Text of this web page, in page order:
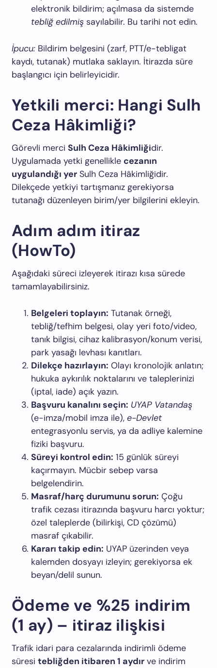
elektronik bildirim; açılmasa da sistemde
tebliğ edilmiş sayılabilir. Bu tarihi not edin.
İpucu: Bildirim belgesini (zarf, PTT/e-tebligat
kaydı, tutanak) mutlaka saklayın. İtirazda süre
başlangıcı için belirleyicidir.
Yetkili merci: Hangi Sulh
Ceza Hâkimliği?
Görevli merci Sulh Ceza Hâkimliğidir.
Uygulamada yetki genellikle cezanın
uygulandığı yer Sulh Ceza Hâkimliğidir.
Dilekçede yetkiyi tartışmanız gerekiyorsa
tutanağı düzenleyen birim/yer bilgilerini ekleyin.
Adım adım itiraz
(HowTo)
Aşağıdaki süreci izleyerek itirazı kısa sürede
tamamlayabilirsiniz.
Belgeleri toplayın: Tutanak örneği,
tebliğ/tefhim belgesi, olay yeri foto/video,
tanık bilgisi, cihaz kalibrasyon/konum verisi,
park yasağı levhası kanıtları.
Dilekçe hazırlayın: Olayı kronolojik anlatın;
hukuka aykırılık noktalarını ve taleplerinizi
(iptal, iade) açık yazın.
Başvuru kanalını seçin: UYAP Vatandaş
(e-imza/mobil imza ile), e-Devlet
entegrasyonlu servis, ya da adliye kalemine
fiziki başvuru.
Süreyi kontrol edin: 15 günlük süreyi
kaçırmayın. Mücbir sebep varsa
belgelendirin.
Masraf/harç durumunu sorun: Çoğu
trafik cezası itirazında başvuru harcı yoktur;
özel taleplerde (bilirkişi, CD çözümü)
masraf çıkabilir.
Kararı takip edin: UYAP üzerinden veya
kalemden dosyayı izleyin; gerekiyorsa ek
beyan/delil sunun.
Ödeme ve %25 indirim
(1 ay) – itiraz ilişkisi
Trafik idari para cezalarında indirimli ödeme
süresi tebliğden itibaren 1 aydır ve indirim